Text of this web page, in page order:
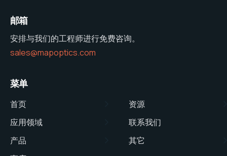
邮箱
安排与我们的工程师进行免费咨询。
sales@mapoptics.com
菜单
首页
应用领域
产品
资源
联系我们
其它